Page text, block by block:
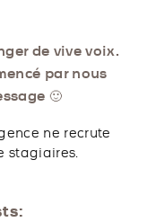
de vive voix.
par nous
🙂
ne recrute
stagiaires.